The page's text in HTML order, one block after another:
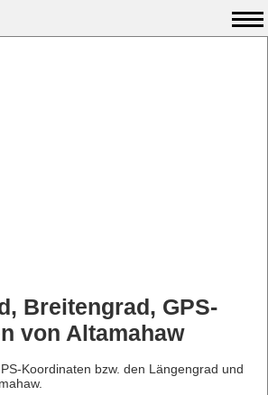
Breitengrad, GPS-
von Altamahaw
Koordinaten bzw. den Längengrad und